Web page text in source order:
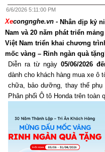
6/6/2026 5:11:00 PM
Xecongnghe.vn - Nhân dịp kỷ
Nam và 20 năm phát triển
Việt Nam triển khai chương
mốc vàng – Rinh ngàn quà
Diễn ra từ ngày05/06/2026
dành cho khách hàng mua xe ô
chữa, bảo dưỡng, thay thế
Phân phối Ô tô Honda trên toàn